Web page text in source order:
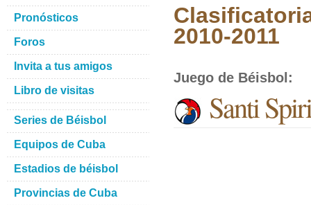
2010-2011
Juego de Béisbol :
Santi
Pronósticos
Foros
Invita a tus amigos
Libro de visitas
Series de Béisbol
Equipos de Cuba
Estadios de béisbol
Provincias de Cuba